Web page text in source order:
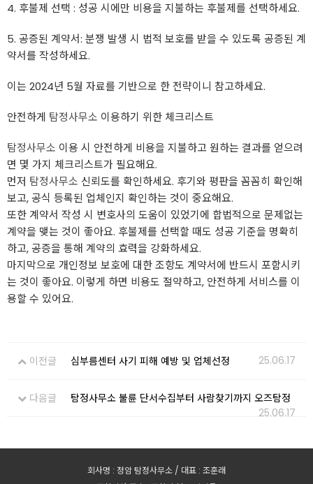
4. 후불제 선택 : 성공 시에만 비용을 지불하는 후불제를 선택하세요.
5. 공증된 계약서: 분쟁 발생 시 법적 보호를 받을 수 있도록 공증된 계
약서를 작성하세요.
이는 2024년 5월 자료를 기반으로 한 전략이니 참고하세요.
안전하게 탐정사무소 이용하기 위한 체크리스트
탐정사무소 이용 시 안전하게 비용을 지불하고 원하는 결과를 얻으려
면 몇 가지 체크리스트가 필요해요.
먼저 탐정사무소 신뢰도를 확인하세요. 후기와 평판을 꼼꼼히 확인해
보고, 공식 등록된 업체인지 확인하는 것이 중요해요.
또한 계약서 작성 시 변호사의 도움이 있었기에 합법적으로 문제없는
계약을 맺는 것이 좋아요. 후불제를 선택할 때도 성공 기준을 명확히
하고, 공증을 통해 계약의 효력을 강화하세요.
마지막으로 개인정보 보호에 대한 조항도 계약서에 반드시 포함시키
는 것이 좋아요. 이렇게 하면 비용도 절약하고, 안전하게 서비스를 이
용할 수 있어요.
이전글 심부름센터 사기 피해 예방 및 업체선정 25.06.17
다음글
탐정사무소 불륜 단서수집부터 사람찾기까지 오즈탐정
25.06.17
회사명 : 정암 탐정사무소 / 대표 : 조훈래